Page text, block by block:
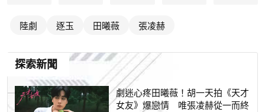
陸劇 逐玉 田曦薇 張凌赫
探索新聞
劇迷心疼田曦薇！胡一天拍《天才
女友》爆戀情 唯張凌赫從一而終